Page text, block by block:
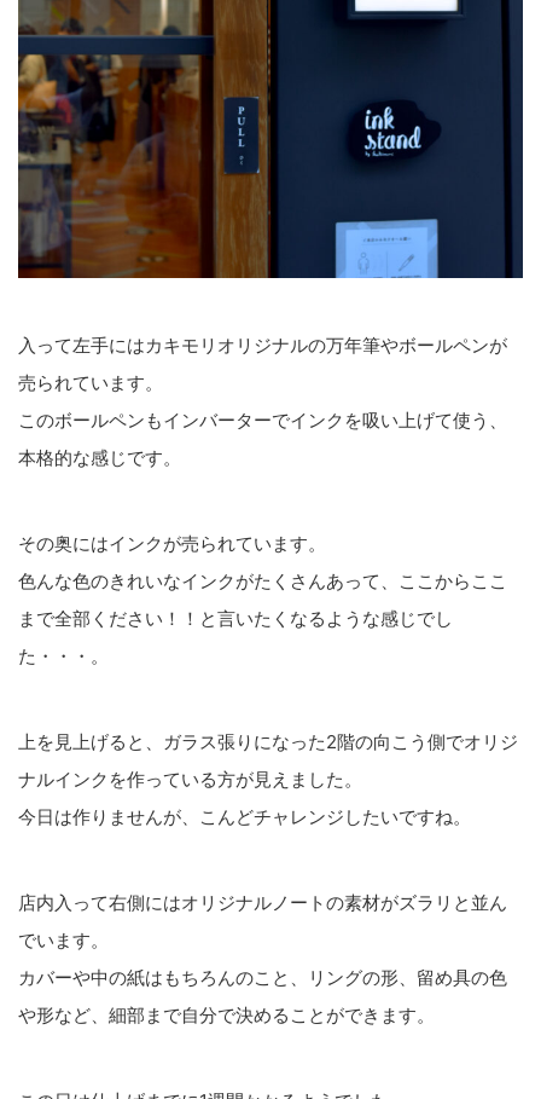
入って左手にはカキモリオリジナルの万年筆やボールペンが
売られています。
このボールペンもインバーターでインクを吸い上げて使う、
本格的な感じです。
その奥にはインクが売られています。
色んな色のきれいなインクがたくさんあって、ここからここ
まで全部ください！！と言いたくなるような感じでし
た・・・。
上を見上げると、ガラス張りになった2階の向こう側でオリジ
ナルインクを作っている方が見えました。
今日は作りませんが、こんどチャレンジしたいですね。
店内入って右側にはオリジナルノートの素材がズラリと並ん
でいます。
カバーや中の紙はもちろんのこと、リングの形、留め具の色
や形など、細部まで自分で決めることができます。